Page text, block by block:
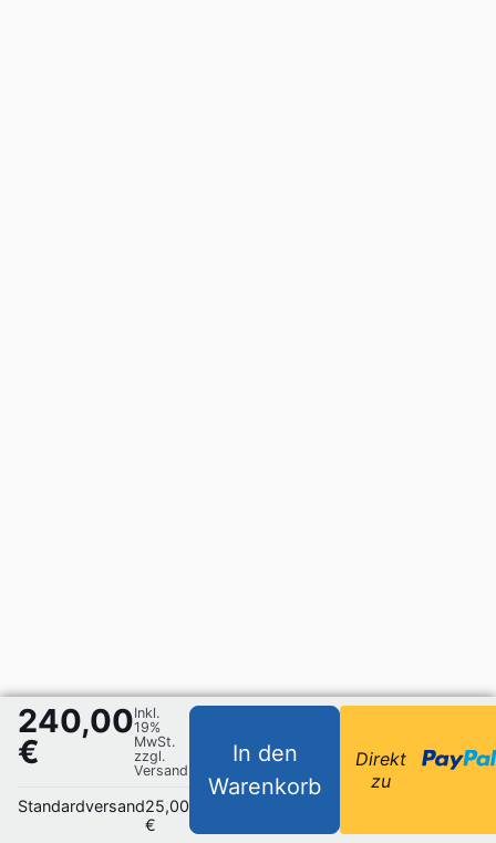
240,00
€
Inkl.
19%
MwSt.
zzgl.
Versand
Standardversand25,00
€
In den
Warenkorb
Direkt
zu